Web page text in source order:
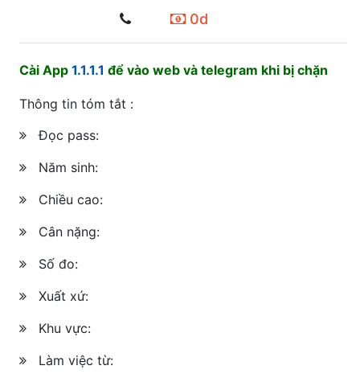
0d
Cài App 1.1.1.1 để vào web và telegram khi bị chặn
Thông tin tóm tắt :
Đọc pass:
Năm sinh:
Chiều cao:
Cân nặng:
Số đo:
Xuất xứ:
Khu vực:
Làm việc từ: